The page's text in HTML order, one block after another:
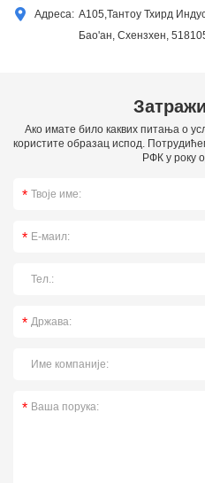
Адреса: А105,Тантоу Тхирд
Бао'ан, Схензхен,
Ако имате било каквих питања о
користите образац испод.
РФК у року